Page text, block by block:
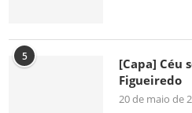
5
[Capa] Céu
Figueiredo
20 de maio de